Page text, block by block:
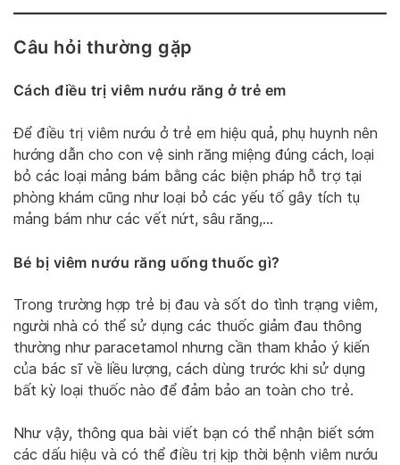
Câu hỏi thường gặp
Cách điều trị viêm nướu răng ở trẻ em
Để điều trị viêm nướu ở trẻ em hiệu quả, phụ huynh nên
hướng dẫn cho con vệ sinh răng miệng đúng cách, loại
bỏ các loại mảng bám bằng các biện pháp hỗ trợ tại
phòng khám cũng như loại bỏ các yếu tố gây tích tụ
mảng bám như các vết nứt, sâu răng,…
Bé bị viêm nướu răng uống thuốc gì?
Trong trường hợp trẻ bị đau và sốt do tình trạng viêm,
người nhà có thể sử dụng các thuốc giảm đau thông
thường như paracetamol nhưng cần tham khảo ý kiến
của bác sĩ về liều lượng, cách dùng trước khi sử dụng
bất kỳ loại thuốc nào để đảm bảo an toàn cho trẻ.
Như vậy, thông qua bài viết bạn có thể nhận biết sớm
các dấu hiệu và có thể điều trị kịp thời bệnh viêm nướu